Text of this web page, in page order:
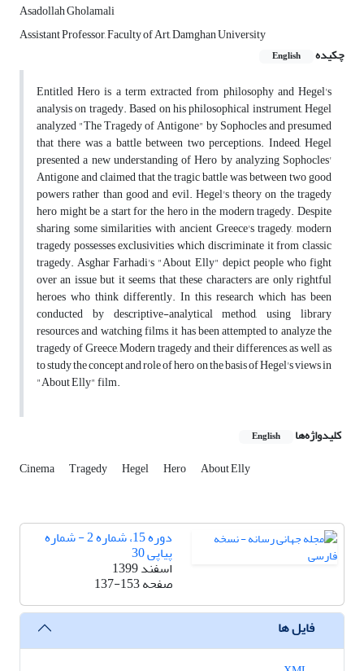
Asadollah Gholamali
Assistant Professor, Faculty of Art, Damghan University
چکیده
English
Entitled Hero is a term extracted from philosophy and Hegel's
analysis on tragedy. Based on his philosophical instrument, Hegel
analyzed "The Tragedy of Antigone" by Sophocles and presumed
that there was a battle between two perceptions. Indeed, Hegel
presented a new understanding of Hero by analyzing Sophocles'
Antigone and claimed that the tragic battle was between two good
powers rather than good and evil. Hegel's theory on the tragedy
hero might be a start for the hero in the modern tragedy. Despite
sharing some similarities with ancient Greece's tragedy, modern
tragedy possesses exclusivities which discriminate it from classic
tragedy. Asghar Farhadi's "About Elly" depict people who fight
over an issue but it seems that these characters are only rightful
heroes who think differently. In this research which has been
conducted by descriptive-analytical method, using library
resources and watching films, it has been attempted to analyze the
tragedy of Greece, Modern tragedy and their differences, as well as
to study the concept and role of hero on the basis of Hegel's views in
"About Elly" film.
کلیدواژه‌ها English
Cinema Tragedy Hegel Hero About Elly
دوره 15، شماره 2 - شماره
پیاپی 30
اسفند 1399
صفحه137-153
فایل ها